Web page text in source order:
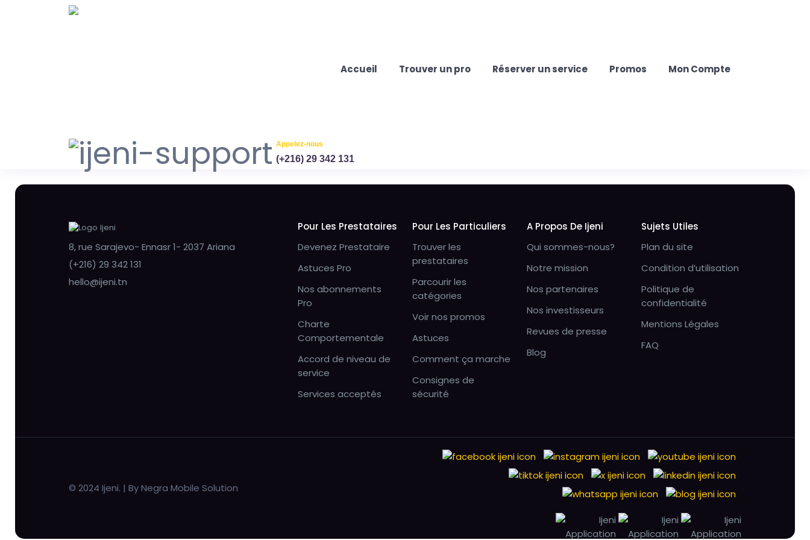
Accueil Trouver un pro Réserver un service Promos Mon Compte
Appelez-nous
(+216) 29 342 131
8, rue Sarajevo- Ennasr 1- 2037 Ariana
(+216) 29 342 131
hello@ijeni.tn
Pour Les Prestataires
Devenez Prestataire
Astuces Pro
Nos abonnements
Pro
Charte
Comportementale
Accord de niveau de
service
Services acceptés
Pour Les Particuliers
Trouver les
prestataires
Parcourir les
catégories
Voir nos promos
Astuces
Comment ça marche
Consignes de
sécurité
A Propos De Ijeni
Qui sommes-nous?
Notre mission
Nos partenaires
Nos investisseurs
Revues de presse
Blog
Sujets Utiles
Plan du site
Condition d’utilisation
Politique de
confidentialité
Mentions Légales
FAQ
© 2024 Ijeni. | By Negra Mobile Solution